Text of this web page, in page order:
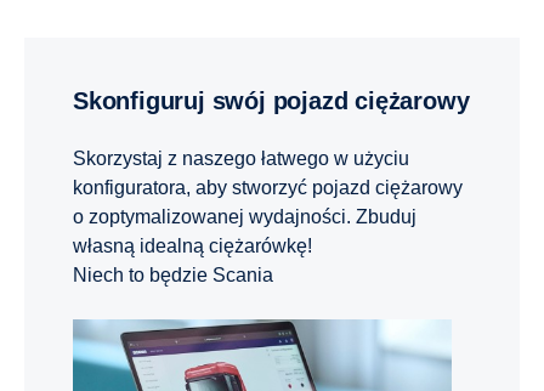
Skonfiguruj swój pojazd ciężarowy
Skorzystaj z naszego łatwego w użyciu
konfiguratora, aby stworzyć pojazd ciężarowy
o zoptymalizowanej wydajności. Zbuduj
własną idealną ciężarówkę!
Niech to będzie Scania